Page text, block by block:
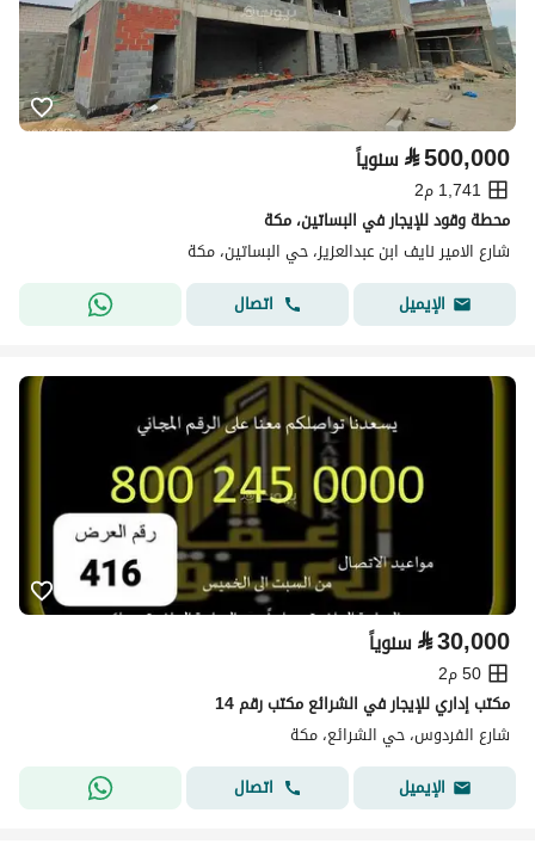
⃁500,000 سنوياً
1,741 م2
محطة وقود للإيجار في البساتين، مكة
شارع الامير نايف ابن عبدالعزيز، حي البساتين، مكة
الإيميل
اتصال
⃁30,000 سنوياً
50 م2
مكتب إداري للإيجار في الشرائع مكتب رقم 14
شارع الفردوس، حي الشرائع، مكة
الإيميل
اتصال